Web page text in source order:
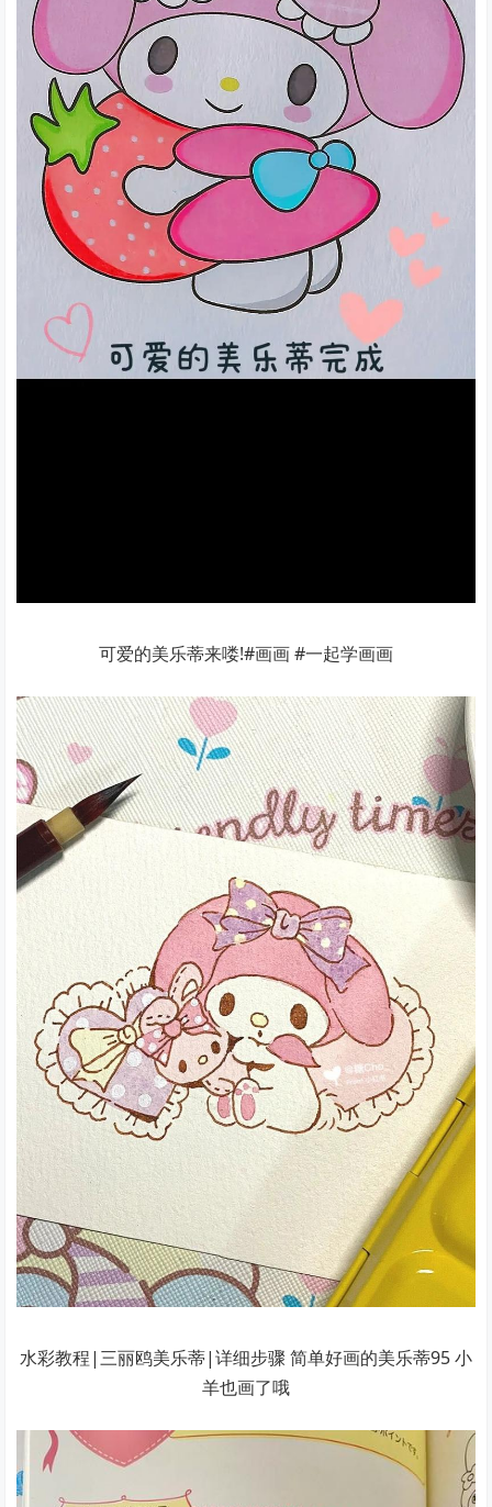
可爱的美乐蒂来喽!#画画 #一起学画画
水彩教程|三丽鸥美乐蒂|详细步骤 简单好画的美乐蒂95 小
羊也画了哦